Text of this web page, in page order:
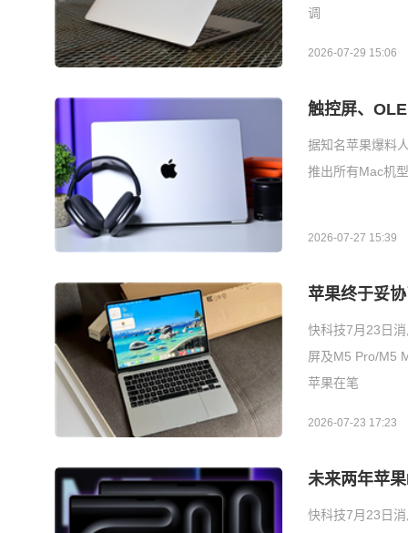
调
2026-07-29 15:06
触控屏、
据知名苹果爆料
推出所有Mac机
2026-07-27 15:39
苹果终于妥
快科技7月23日
屏及M5 Pro/M5
苹果在笔
2026-07-23 17:23
未来两年苹
快科技7月23日